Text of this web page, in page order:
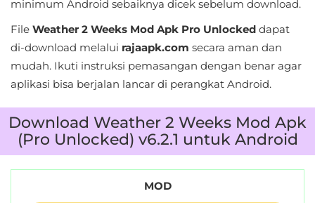
Local
Video
Players
&
Editors
minimum Android sebaiknya dicek sebelum download.
File Weather 2 Weeks Mod Apk Pro Unlocked dapat
di-download melalui rajaapk.com secara aman dan
mudah. Ikuti instruksi pemasangan dengan benar agar
aplikasi bisa berjalan lancar di perangkat Android.
Download Weather 2 Weeks Mod Apk
(Pro Unlocked) v6.2.1 untuk Android
MOD